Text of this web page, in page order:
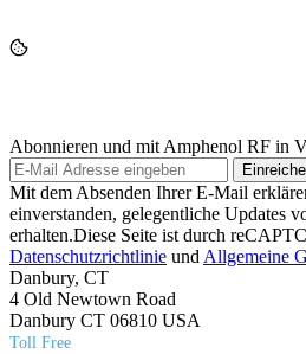
Abonnieren und mit Amphenol RF in
Mit dem Absenden Ihrer E-Mail
einverstanden, gelegentliche Updates
erhalten.Diese Seite ist durch
Datenschutzrichtlinie und Allgemeine
Danbury, CT
4 Old Newtown Road
Danbury CT 06810 USA
Toll Free